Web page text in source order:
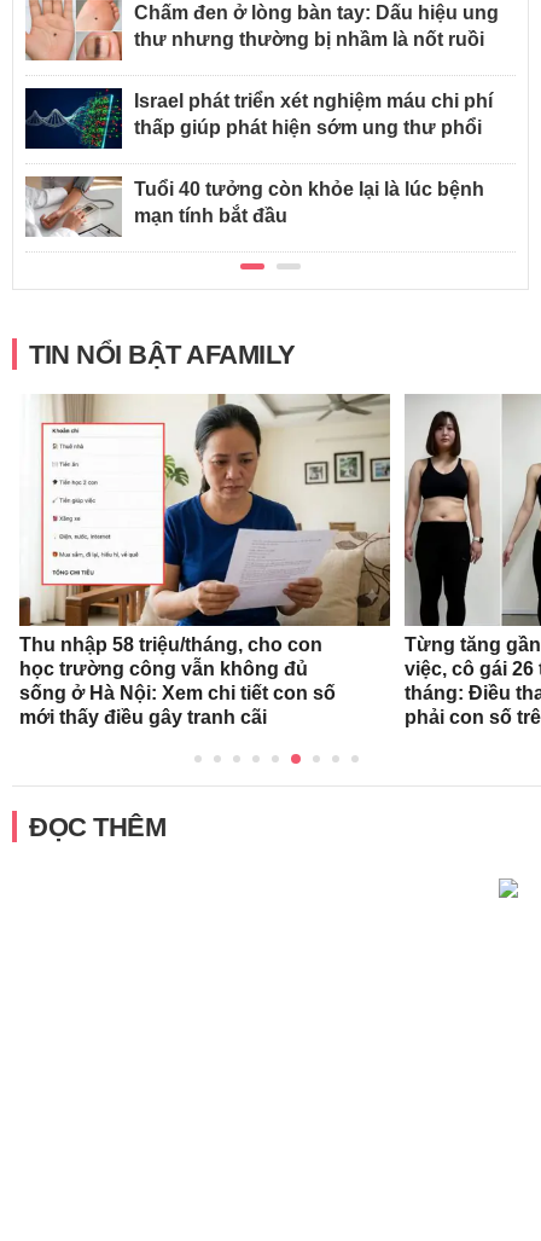
Chấm đen ở lòng bàn tay: Dấu hiệu ung
thư nhưng thường bị nhầm là nốt ruồi
Israel phát triển xét nghiệm máu chi phí
thấp giúp phát hiện sớm ung thư phổi
Tuổi 40 tưởng còn khỏe lại là lúc bệnh
mạn tính bắt đầu
TIN NỔI BẬT AFAMILY
Thu nhập 58 triệu/tháng, cho con
học trường công vẫn không đủ
sống ở Hà Nội: Xem chi tiết con số
mới thấy điều gây tranh cãi
Từng tăng
việc, cô gái
tháng: Điều
phải con số
ĐỌC THÊM